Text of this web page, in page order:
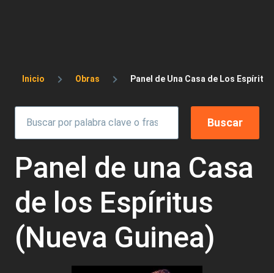
Sobrescribir enlaces de ayuda a la
Inicio Obras Panel de Una Casa de Los
Panel de una Casa
de los Espíritus
(Nueva Guinea)